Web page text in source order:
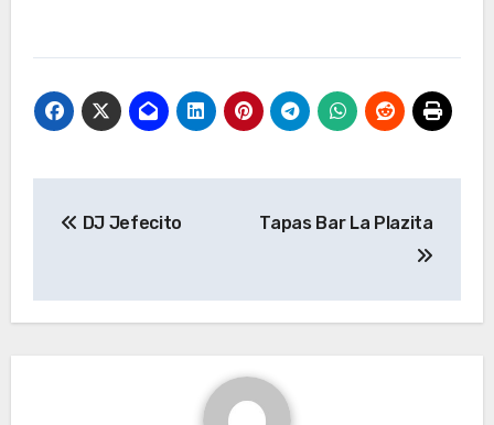
DJ Jefecito Tapas Bar La Plazita